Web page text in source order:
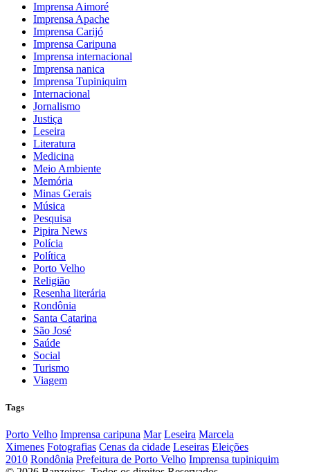
Imprensa Aimoré
Imprensa Apache
Imprensa Carijó
Imprensa Caripuna
Imprensa internacional
Imprensa nanica
Imprensa Tupiniquim
Internacional
Jornalismo
Justiça
Leseira
Literatura
Medicina
Meio Ambiente
Memória
Minas Gerais
Música
Pesquisa
Pipira News
Polícia
Política
Porto Velho
Religião
Resenha literária
Rondônia
Santa Catarina
São José
Saúde
Social
Turismo
Viagem
Tags
Porto Velho Imprensa caripuna Mar Leseira Marcela
Ximenes Fotografias Cenas da cidade Leseiras Eleições
2010 Rondônia Prefeitura de Porto Velho Imprensa tupiniquim